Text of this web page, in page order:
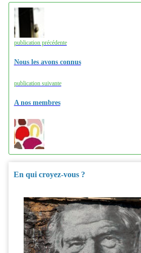
publication précédente
Nous les avons connus
publication suivante
A nos membres
En qui croyez-vous ?